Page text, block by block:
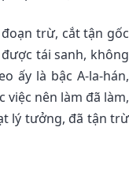
trừ, cắt tận gốc
tái sanh, không
ấy là bậc A-la-hán,
việc nên làm đã làm,
lý tưởng, đã tận trừ